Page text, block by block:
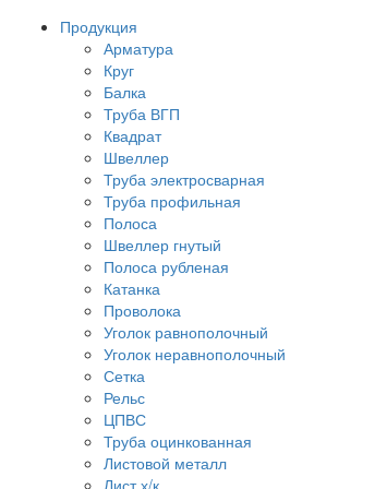
Продукция
Арматура
Круг
Балка
Труба ВГП
Квадрат
Швеллер
Труба электросварная
Труба профильная
Полоса
Швеллер гнутый
Полоса рубленая
Катанка
Проволока
Уголок равнополочный
Уголок неравнополочный
Сетка
Рельс
ЦПВС
Труба оцинкованная
Листовой металл
Лист х/к